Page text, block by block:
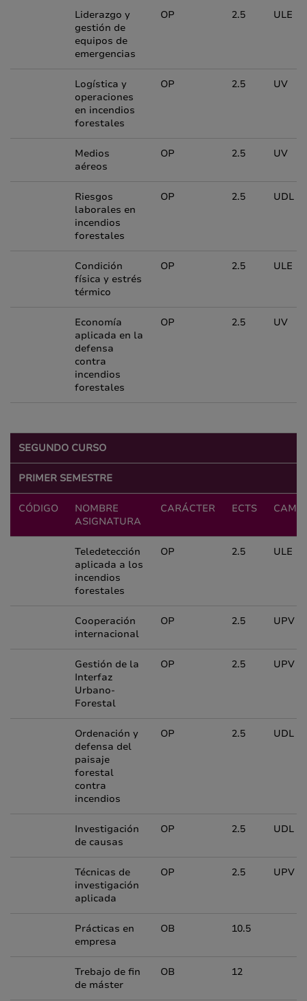
Liderazgo y
gestión de
equipos de
emergencias
OP 2.5 ULE
Logística y
operaciones
en incendios
forestales
OP 2.5 UV
Medios
aéreos
OP 2.5 UV
Riesgos
laborales en
incendios
forestales
OP 2.5 UDL
Condición
física y estrés
térmico
OP 2.5 ULE
Economía
aplicada en la
defensa
contra
incendios
forestales
OP 2.5 UV
SEGUNDO CURSO
PRIMER SEMESTRE
CÓDIGO
NOMBRE
ASIGNATURA
CARÁCTER ECTS
Teledetección
aplicada a los
incendios
forestales
OP 2.5 ULE
Cooperación
internacional
OP 2.5 UPV
Gestión de la
Interfaz
Urbano-
Forestal
OP 2.5 UPV
Ordenación y
defensa del
paisaje
forestal
contra
incendios
OP 2.5 UDL
Investigación
de causas
OP 2.5 UDL
Técnicas de
investigación
aplicada
OP 2.5 UPV
Prácticas en
empresa
OB 10.5
Trebajo de fin
de máster
OB 12